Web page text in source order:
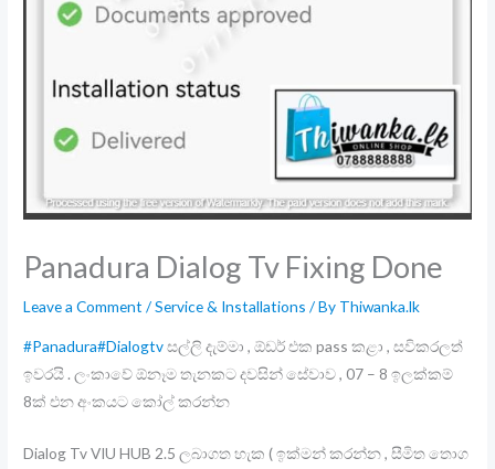
Panadura Dialog Tv Fixing Done
Leave a Comment /Service & Installations / By Thiwanka.lk
#Panadura#Dialogtvසල්ලි දැම්මා , ඕඩර් එක pass කළා , සවිකරලත්
ඉවරයි . ලංකාවේ ඕනෑම තැනකට දවසින් සේවාව , 07 – 8 ඉලක්කම්
8ක් එන අංකයට කෝල් කරන්න
Dialog Tv VIU HUB 2.5 ලබාගත හැක ( ඉක්මන් කරන්න , සීමිත තොග